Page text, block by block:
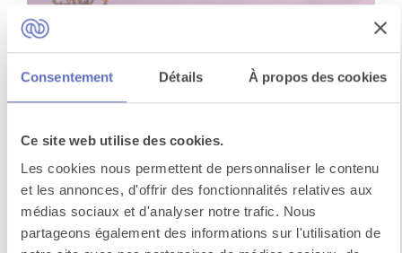
Consentement Détails À propos des cookies
Ce site web utilise des cookies.
Les cookies nous permettent de personnaliser le contenu
et les annonces, d'offrir des fonctionnalités relatives aux
médias sociaux et d'analyser notre trafic. Nous
partageons également des informations sur l'utilisation de
Huit bonnes raisons de choisir Paris
pour votre séminaire
Paris, la Ville Lumière, est pour beaucoup la plus
belle cité au monde. Choisir la région parisienne...